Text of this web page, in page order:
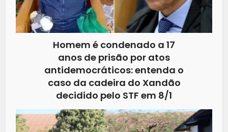
Homem é condenado a 17
anos de prisão por atos
antidemocráticos: entenda o
caso da cadeira do Xandão
decidido pelo STF em 8/1